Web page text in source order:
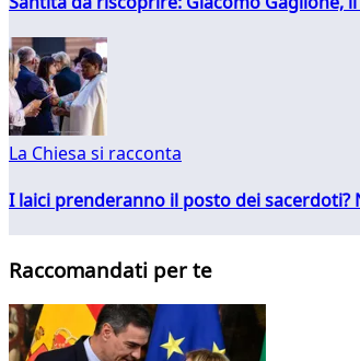
La Chiesa si racconta
I laici prenderanno il posto dei
Raccomandati per te